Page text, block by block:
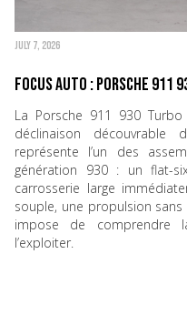
JULY 7, 2026
Focus Auto : Porsche 911
La Porsche 911 930
déclinaison découvrable
représente l’un des
génération 930 : un flat-
carrosserie large
souple, une propulsion
impose de comprendre
l’exploiter.